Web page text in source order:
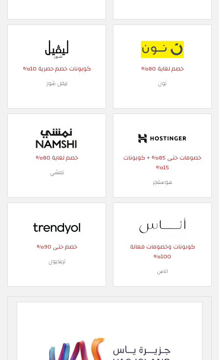
خصم لغاية 80%
نون
كوبونات خصم حصرية 10%
ليفل شوز
خصومات حتى 85% + كوبونات
15%
هوستنجر
خصم لغاية 80%
نمشي
كوبونات وخصومات فعالة
100%
اناس
خصم حتى 90%
ترينديول